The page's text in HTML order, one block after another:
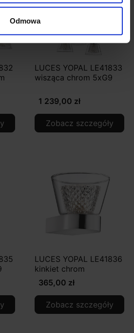
Odmowa
LUCES YOPAL LE41833
wisząca chrom 5xG9
1 239,00 zł
Zobacz szczegóły
LUCES YOPAL LE41836
kinkiet chrom
365,00 zł
Zobacz szczegóły